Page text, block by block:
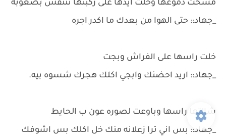
مسحت دموعها وخلت ايدها على ركبتها تتنفس بصعوبه
_جهاد:: حتى الهوا من بعدك ما اكدر اجره
خلت راسها على الفراش وبجت
_جهاد:: اريد احضنك وابجي اكلك هجرك شسوه بيه.
شالتها راسها وباوعت لصوره عون ب الحايط
_جهاد:: بس اني ترا زعلانه منك خل اكلك بس اشوفك